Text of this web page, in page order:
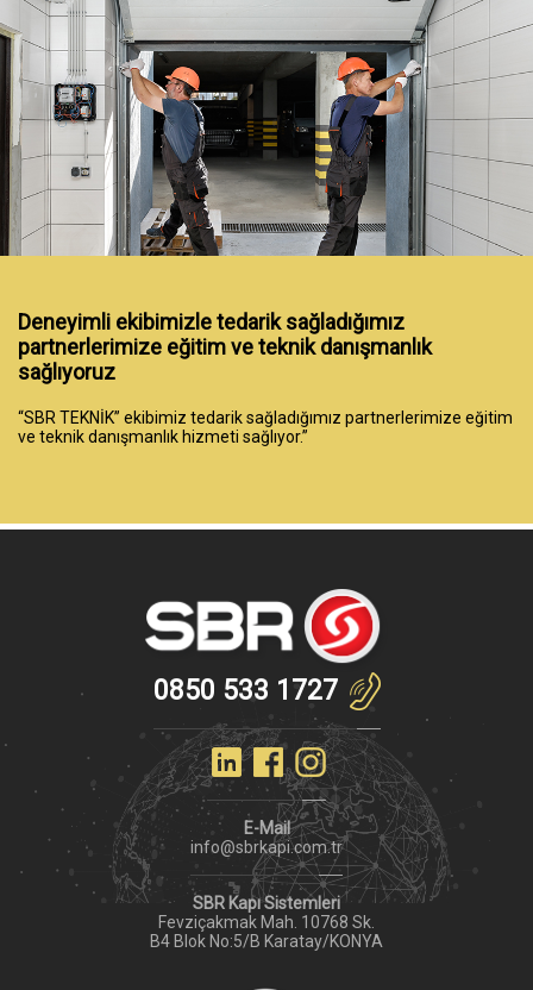
Deneyimli ekibimizle tedarik sağladığımız
partnerlerimize eğitim ve teknik danışmanlık
sağlıyoruz
“SBR TEKNİK” ekibimiz tedarik sağladığımız partnerlerimize eğitim
ve teknik danışmanlık hizmeti sağlıyor.”
0850 533 1727
E-Mail
info@sbrkapi.com.tr
SBR Kapı Sistemleri
Fevziçakmak Mah. 10768 Sk.
B4 Blok No:5/B Karatay/KONYA